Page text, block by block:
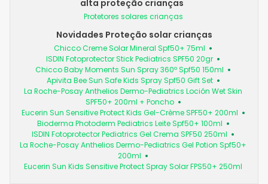
alta proteção crianças
Protetores solares crianças
Novidades Proteção solar crianças
Chicco Creme Solar Mineral Spf50+ 75ml
ISDIN Fotoprotector Stick Pediatrics SPF50 20gr
Chicco Baby Moments Sun Spray 360º Spf50 150ml
Apivita Bee Sun Safe Kids Spray Spf50 Gift Set
La Roche-Posay Anthelios Dermo-Pediatrics Loción Wet Skin
SPF50+ 200ml + Poncho
Eucerin Sun Sensitive Protect Kids Gel-Crème SPF50+ 200ml
Bioderma Photoderm Pediatrics Leite Spf50+ 100ml
ISDIN Fotoprotector Pediatrics Gel Crema SPF50 250ml
La Roche-Posay Anthelios Dermo-Pediatrics Gel Potion Spf50+
200ml
Eucerin Sun Kids Sensitive Protect Spray Solar FPS50+ 250ml